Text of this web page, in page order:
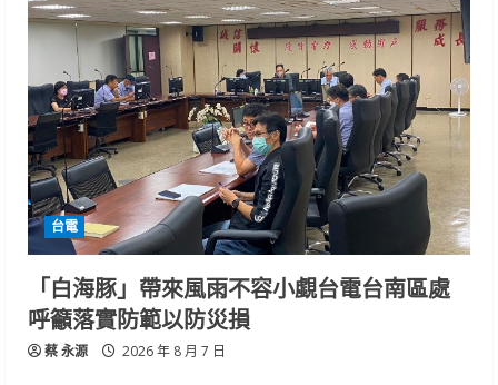
台電
「白海豚」帶來風雨不容小覷台電台南區處
呼籲落實防範以防災損
蔡 永源 2026 年 8 月 7 日